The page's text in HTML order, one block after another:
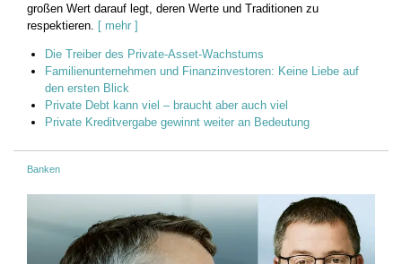
großen Wert darauf legt, deren Werte und Traditionen zu
respektieren. [ mehr ]
Die Treiber des Private-Asset-Wachstums
Familienunternehmen und Finanzinvestoren: Keine Liebe auf
den ersten Blick
Private Debt kann viel – braucht aber auch viel
Private Kreditvergabe gewinnt weiter an Bedeutung
Banken